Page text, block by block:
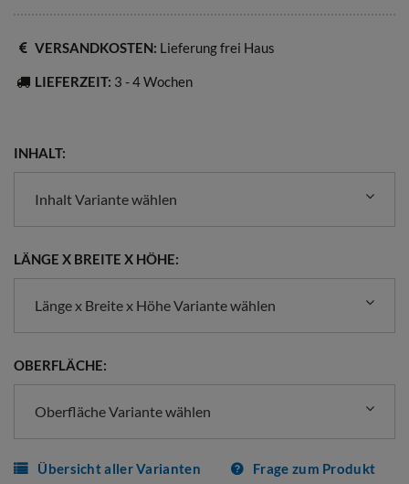
VERSANDKOSTEN: Lieferung frei Haus
LIEFERZEIT: 3 - 4 Wochen
INHALT:
Inhalt Variante wählen
LÄNGE X BREITE X HÖHE:
Länge x Breite x Höhe Variante wählen
OBERFLÄCHE:
Oberfläche Variante wählen
Übersicht aller Varianten Frage zum Produkt